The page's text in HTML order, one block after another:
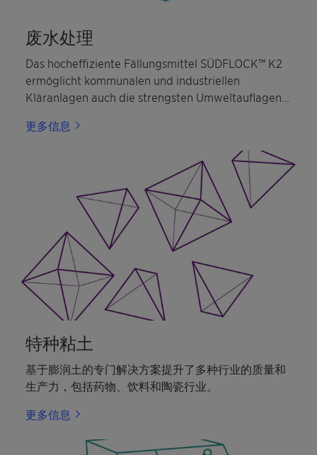
废水处理
Das hocheffiziente Fällungsmittel SÜDFLOCK™ K2
ermöglicht kommunalen und industriellen
Kläranlagen auch die strengsten Umweltauflagen
更多信息
特种粘土
基于膨润土的专门解决方案提升了多种行业的质量和
生产力，包括药物、饮料和陶瓷行业。
更多信息